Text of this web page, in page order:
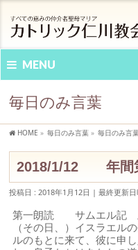
MENU
毎日のみ言葉
HOME » 毎日のみ言葉 » 毎日のみ言
2018/1/12 年間
投稿日 : 2018年1月12日 最終更新
第一朗読 サムエル記
（その日、）イスラエル
ルのもとに来て、彼に申